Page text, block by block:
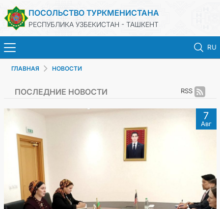
ПОСОЛЬСТВО ТУРКМЕНИСТАНА
РЕСПУБЛИКА УЗБЕКИСТАН - ТАШКЕНТ
RU
КОНСУЛЬСКИЕ УСЛУГИ
КОНТАКТНЫЕ ДАННЫЕ
ГЛАВНАЯ НОВОСТИ
RSS
ПОСЛЕДНИЕ НОВОСТИ
7
Авг